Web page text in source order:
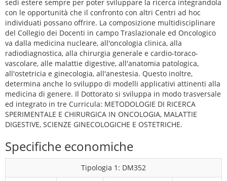
sedi estere sempre per poter sviluppare la ricerca integrandola
con le opportunità che il confronto con altri Centri ad hoc
individuati possano offrire. La composizione multidisciplinare
del Collegio dei Docenti in campo Traslazionale ed Oncologico
va dalla medicina nucleare, all'oncologia clinica, alla
radiodiagnostica, alla chirurgia generale e cardio-toraco-
vascolare, alle malattie digestive, all'anatomia patologica,
all'ostetricia e ginecologia, all'anestesia. Questo inoltre,
determina anche lo sviluppo di modelli applicativi attinenti alla
medicina di genere. Il Dottorato si sviluppa in modo trasversale
ed integrato in tre Curricula: METODOLOGIE DI RICERCA
SPERIMENTALE E CHIRURGICA IN ONCOLOGIA, MALATTIE
DIGESTIVE, SCIENZE GINECOLOGICHE E OSTETRICHE.
Specifiche economiche
Tipologia 1: DM352